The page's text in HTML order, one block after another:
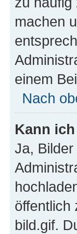
machen
einem
Nach
Kann
Ja,
öffentlich
bild.gif.